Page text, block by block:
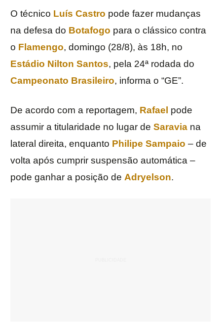
O técnico Luís Castro pode fazer mudanças
na defesa do Botafogo para o clássico contra
o Flamengo, domingo (28/8), às 18h, no
Estádio Nilton Santos, pela 24ª rodada do
Campeonato Brasileiro, informa o “GE”.
De acordo com a reportagem, Rafael pode
assumir a titularidade no lugar de Saravia na
lateral direita, enquanto Philipe Sampaio – de
volta após cumprir suspensão automática –
pode ganhar a posição de Adryelson.